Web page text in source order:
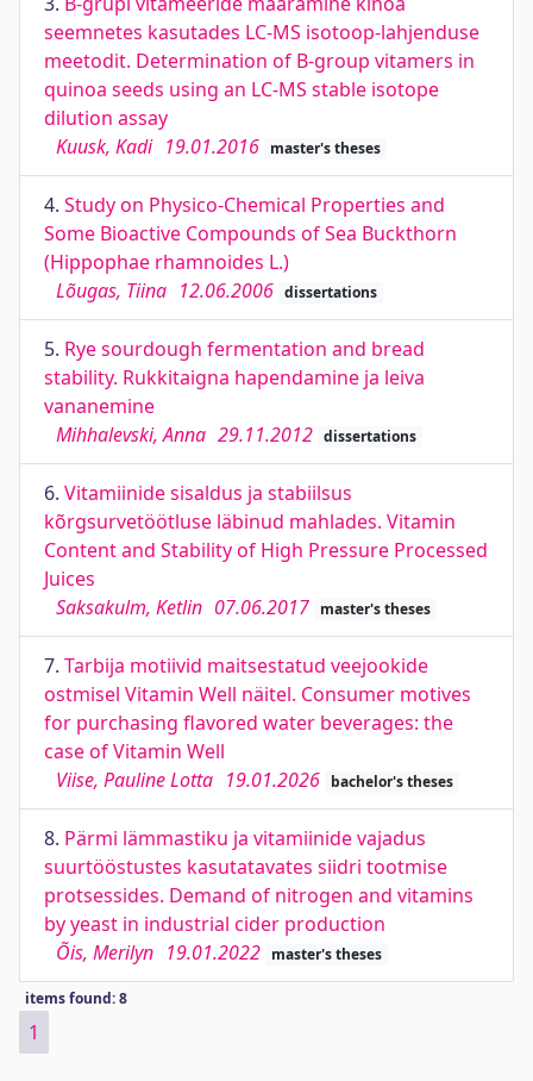
seemnetes kasutades LC-MS isotoop-lahjenduse
meetodit. Determination of B-group vitamers in
quinoa seeds using an LC-MS stable isotope
dilution assay
Kuusk, Kadi 19.01.2016 master's theses
4. Study on Physico-Chemical Properties and
Some Bioactive Compounds of Sea Buckthorn
(Hippophae rhamnoides L.)
Lõugas, Tiina 12.06.2006 dissertations
5. Rye sourdough fermentation and bread
stability. Rukkitaigna hapendamine ja leiva
vananemine
Mihhalevski, Anna 29.11.2012 dissertations
6. Vitamiinide sisaldus ja stabiilsus
kõrgsurvetöötluse läbinud mahlades. Vitamin
Content and Stability of High Pressure Processed
Juices
Saksakulm, Ketlin 07.06.2017 master's theses
7. Tarbija motiivid maitsestatud veejookide
ostmisel Vitamin Well näitel. Consumer motives
for purchasing flavored water beverages: the
case of Vitamin Well
Viise, Pauline Lotta 19.01.2026 bachelor's theses
8. Pärmi lämmastiku ja vitamiinide vajadus
suurtööstustes kasutatavates siidri tootmise
protsessides. Demand of nitrogen and vitamins
by yeast in industrial cider production
Õis, Merilyn 19.01.2022 master's theses
items found: 8
1